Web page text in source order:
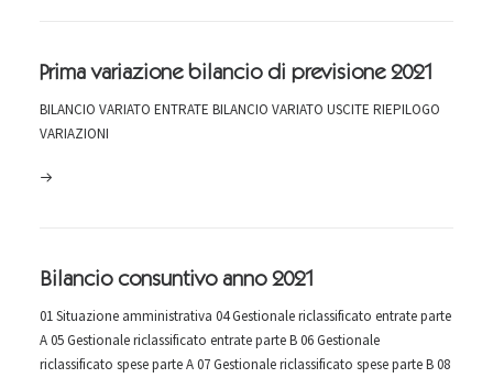
Prima variazione bilancio di previsione 2021
BILANCIO VARIATO ENTRATE BILANCIO VARIATO USCITE RIEPILOGO
VARIAZIONI
Bilancio consuntivo anno 2021
01 Situazione amministrativa 04 Gestionale riclassificato entrate parte
A 05 Gestionale riclassificato entrate parte B 06 Gestionale
riclassificato spese parte A 07 Gestionale riclassificato spese parte B 08